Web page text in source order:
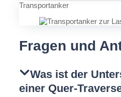
Transportanker
Fragen und
Was ist der
einer Quer-